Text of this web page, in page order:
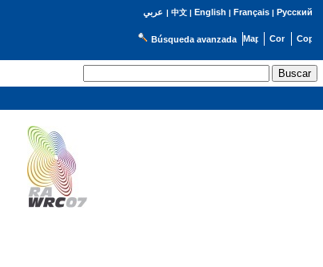
عربي | 中文| English | Français| Русский
Búsqueda avanzada